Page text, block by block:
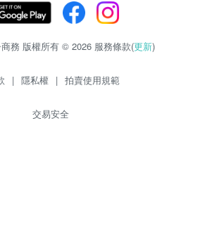
務 版權所有 © 2026 服務條款(更新)
| 隱私權 | 拍賣使用規範
交易安全